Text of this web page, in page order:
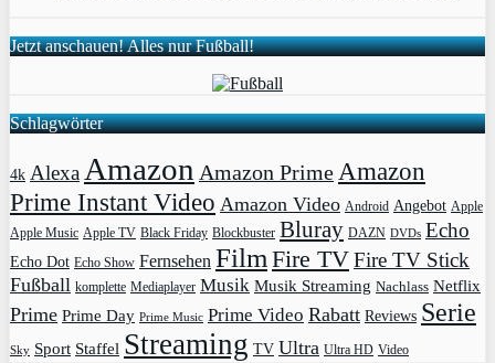
Jetzt anschauen! Alles nur Fußball!
Schlagwörter
4k AlexaAmazon Amazon PrimeAmazon
Prime Instant Video Amazon Video Android Angebot Apple
Apple Music Apple TV Black Friday Blockbuster Bluray DAZN DVDs Echo
Echo Dot Echo Show Fernsehen FilmFire TVFire TV Stick
Fußball komplette Mediaplayer Musik Musik Streaming Nachlass Netflix
Prime Prime Day Prime Music Prime Video Rabatt Reviews Serie
Sky Sport Staffel Streaming TV Ultra Ultra HD Video